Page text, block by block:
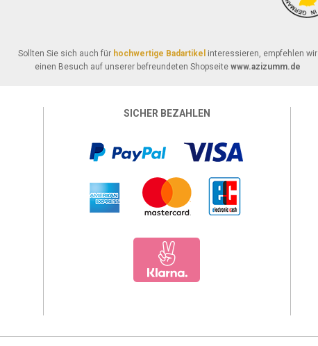
Sollten Sie sich auch für hochwertige Badartikel interessieren, empfehlen wir
einen Besuch auf unserer befreundeten Shopseite www.azizumm.de
SICHER BEZAHLEN